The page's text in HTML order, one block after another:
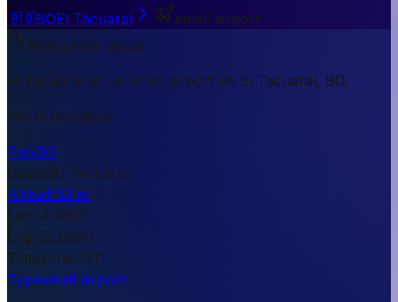
🇧🇴BOEl Tacuaral
small airport
Respuesta rápida
El Tacuaral es un small airport en El Tacuaral, BO.
152 m de altitud.
PaísBO
CiudadEl Tacuaral
Altitud152 m
Lat-14.0807
Lng-65.6580
TimezoneUTC
Typesmall airport